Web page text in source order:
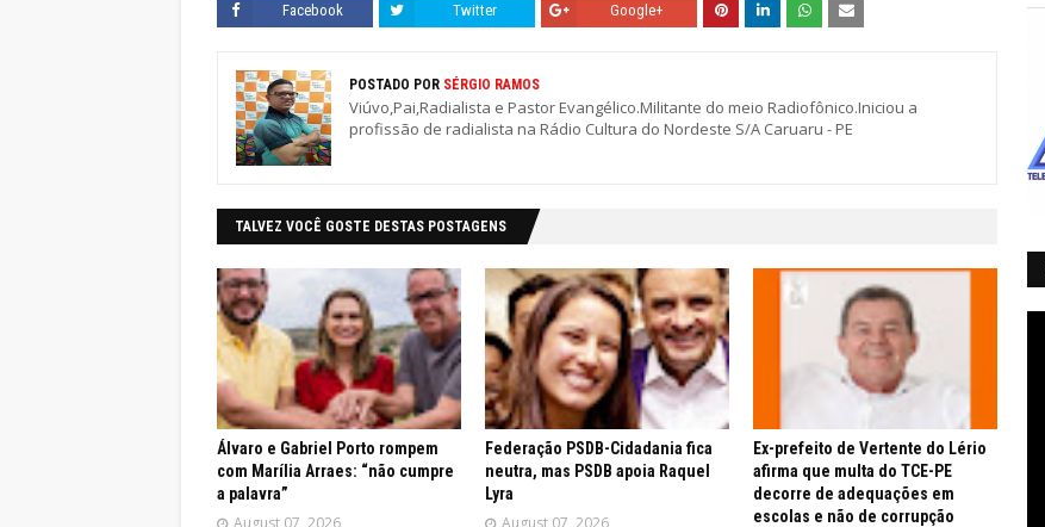
Facebook Twitter Google+
POSTADO POR SÉRGIO RAMOS
Viúvo,Pai,Radialista e Pastor Evangélico.Militante do meio Radiofônico.Iniciou a
profissão de radialista na Rádio Cultura do Nordeste S/A Caruaru - PE
TALVEZ VOCÊ GOSTE DESTAS POSTAGENS
Álvaro e Gabriel Porto rompem
com Marília Arraes: “não cumpre
a palavra”
August 07, 2026
Federação PSDB-Cidadania fica
neutra, mas PSDB apoia Raquel
Lyra
August 07, 2026
Ex-prefeito de Vertente do Lério
afirma que multa do TCE-PE
decorre de adequações em
escolas e não de corrupção